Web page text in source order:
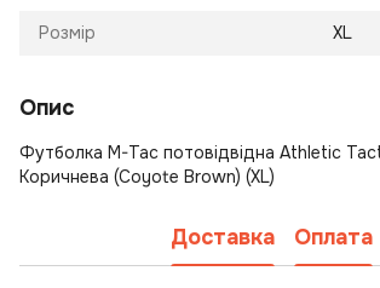
Розмір XL
Опис
Футболка M-Tac потовідвідна Athletic
Коричнева (Coyote Brown) (XL)
Доставка Оплата